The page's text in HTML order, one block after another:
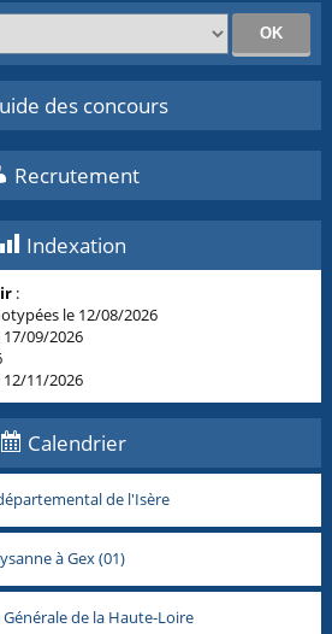
des concours
Recrutement
Indexation
:
le 12/08/2026
09/2026
11/2026
Calendrier
de l'Isère
à Gex (01)
de la Haute-Loire